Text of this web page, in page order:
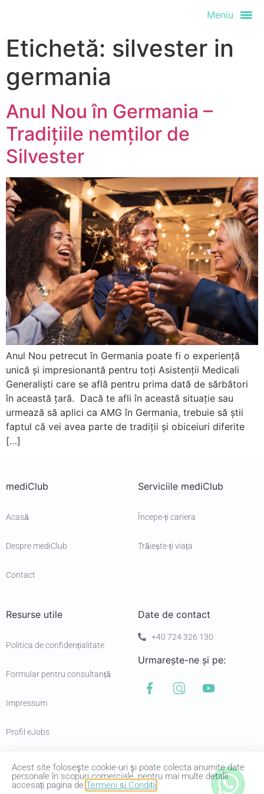
Meniu
Etichetă: silvester in
germania
Anul Nou în Germania –
Tradițiile nemților de
Silvester
Anul Nou petrecut în Germania poate fi o experiență
unică și impresionantă pentru toți Asistenții Medicali
Generaliști care se află pentru prima dată de sărbători
în această țară. Dacă te afli în această situație sau
urmează să aplici ca AMG în Germania, trebuie să știi
faptul că vei avea parte de tradiții și obiceiuri diferite
[…]
mediClub
Acasă
Despre mediClub
Contact
Serviciile mediClub
Începe-ți cariera
Trăiește-ți viața
Resurse utile
Politica de confidențialitate
Formular pentru consultanță
Impressum
Profil eJobs
Date de contact
+40 724 326 130
Urmarește-ne și pe:
personale în scopuri comerciale, pentru mai multe detalii
accesați pagina deTermeni și Condiții.